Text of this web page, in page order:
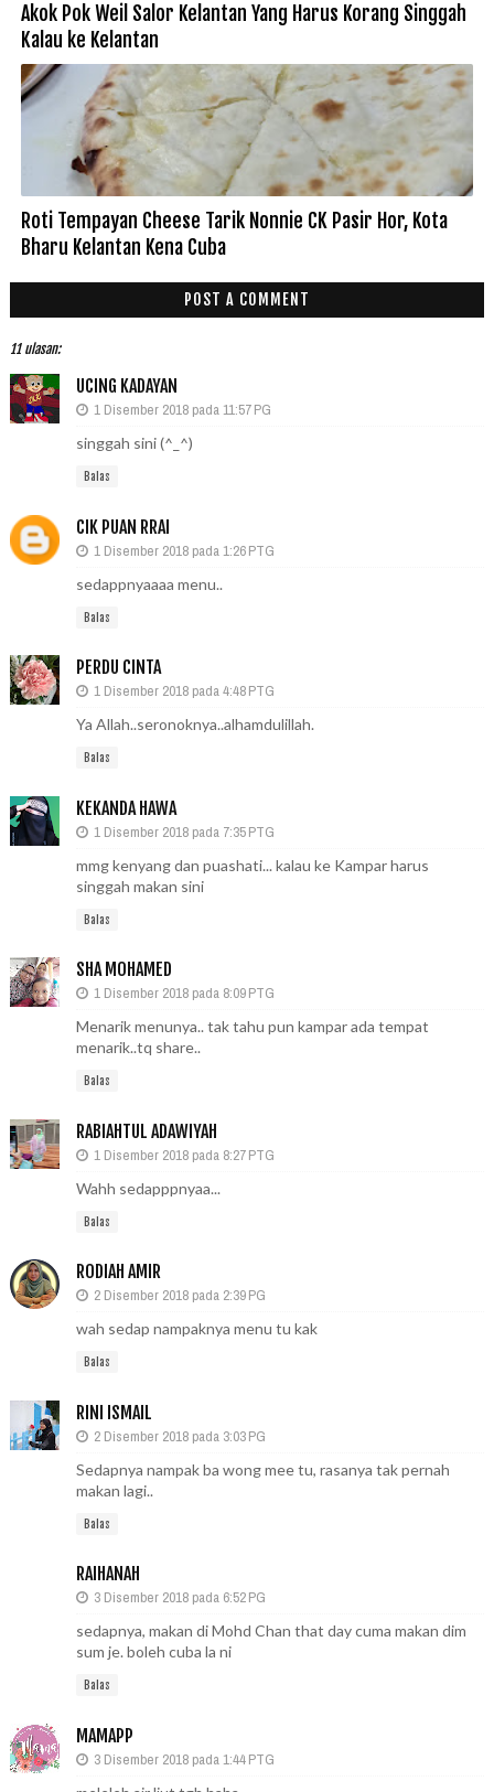
Akok Pok Weil Salor Kelantan Yang Harus Korang Singgah
Kalau ke Kelantan
Roti Tempayan Cheese Tarik Nonnie CK Pasir Hor, Kota
Bharu Kelantan Kena Cuba
POST A COMMENT
11 ulasan:
UCING KADAYAN
1 Disember 2018 pada 11:57 PG
singgah sini (^_^)
Balas
CIK PUAN RRAI
1 Disember 2018 pada 1:26 PTG
sedappnyaaaa menu..
Balas
PERDU CINTA
1 Disember 2018 pada 4:48 PTG
Ya Allah..seronoknya..alhamdulillah.
Balas
KEKANDA HAWA
1 Disember 2018 pada 7:35 PTG
mmg kenyang dan puashati... kalau ke Kampar harus
singgah makan sini
Balas
SHA MOHAMED
1 Disember 2018 pada 8:09 PTG
Menarik menunya.. tak tahu pun kampar ada tempat
menarik..tq share..
Balas
RABIAHTUL ADAWIYAH
1 Disember 2018 pada 8:27 PTG
Wahh sedapppnyaa...
Balas
RODIAH AMIR
2 Disember 2018 pada 2:39 PG
wah sedap nampaknya menu tu kak
Balas
RINI ISMAIL
2 Disember 2018 pada 3:03 PG
Sedapnya nampak ba wong mee tu, rasanya tak pernah
makan lagi..
Balas
RAIHANAH
3 Disember 2018 pada 6:52 PG
sedapnya, makan di Mohd Chan that day cuma makan dim
sum je. boleh cuba la ni
Balas
MAMAPP
3 Disember 2018 pada 1:44 PTG